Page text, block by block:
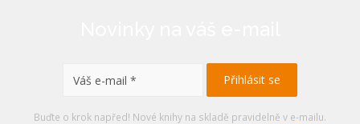
Buďte o krok napřed! Nové knihy na skladě pravidelně v e-mailu.